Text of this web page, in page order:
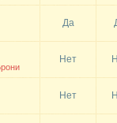
Да
Нет
Нет